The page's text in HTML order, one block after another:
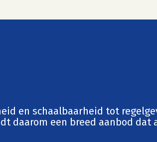
en schaalbaarheid tot
daarom een breed aanbod dat